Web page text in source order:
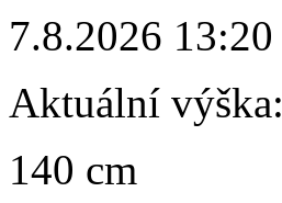
7.8.2026 13:20
Aktuální výška:
140 cm